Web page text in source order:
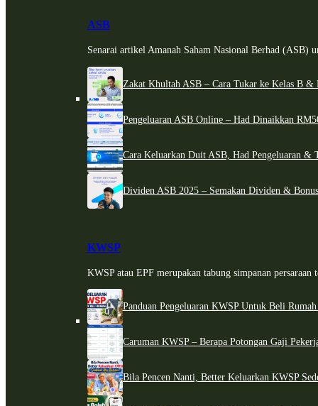
ASB
Senarai artikel Amanah Saham Nasional Berhad (ASB)
Zakat Khultah ASB – Cara Tukar ke Kelas B &
Pengeluaran ASB Online – Had Dinaikkan
Cara Keluarkan Duit ASB, Had Pengeluaran &
Dividen ASB 2025 – Semakan Dividen &
KWSP
KWSP atau EPF merupakan tabung simpanan persaraan
Panduan Pengeluaran KWSP Untuk Beli
Caruman KWSP – Berapa Potongan Gaji
Bila Pencen Nanti, Better Keluarkan KWSP